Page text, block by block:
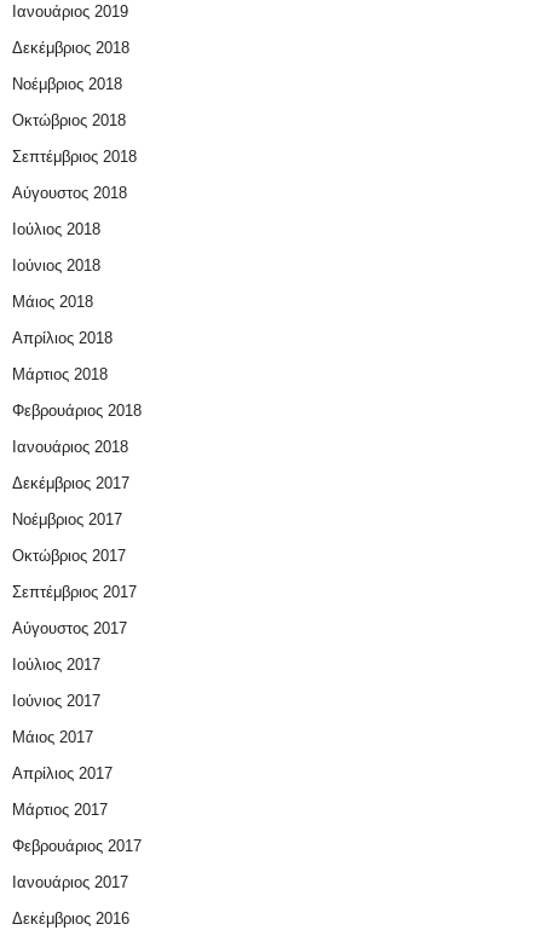
Ιανουάριος 2019
Δεκέμβριος 2018
Νοέμβριος 2018
Οκτώβριος 2018
Σεπτέμβριος 2018
Αύγουστος 2018
Ιούλιος 2018
Ιούνιος 2018
Μάιος 2018
Απρίλιος 2018
Μάρτιος 2018
Φεβρουάριος 2018
Ιανουάριος 2018
Δεκέμβριος 2017
Νοέμβριος 2017
Οκτώβριος 2017
Σεπτέμβριος 2017
Αύγουστος 2017
Ιούλιος 2017
Ιούνιος 2017
Μάιος 2017
Απρίλιος 2017
Μάρτιος 2017
Φεβρουάριος 2017
Ιανουάριος 2017
Δεκέμβριος 2016